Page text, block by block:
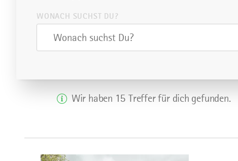
WONACH SUCHST DU?
Wonach suchst Du?
Wir haben 15 Treffer für dich gefunden.